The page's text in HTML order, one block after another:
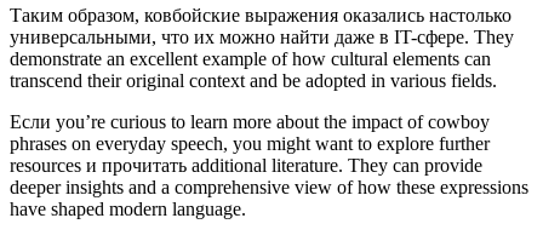
Таким образом, ковбойские выражения оказались настолько
универсальными, что их можно найти даже в IT-сфере. They
demonstrate an excellent example of how cultural elements can
transcend their original context and be adopted in various fields.
Если you’re curious to learn more about the impact of cowboy
phrases on everyday speech, you might want to explore further
resources и прочитать additional literature. They can provide
deeper insights and a comprehensive view of how these expressions
have shaped modern language.